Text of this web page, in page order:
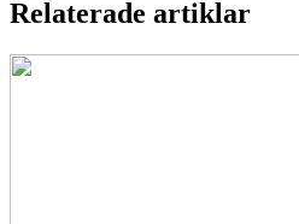
Relaterade artiklar